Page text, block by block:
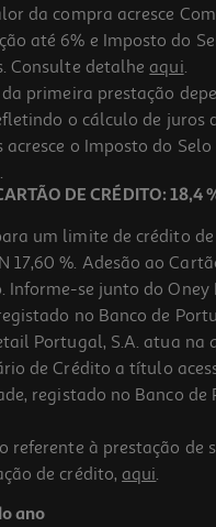
4.5 (2)
Algarve Vista Alegre
from
Actuel Actuel Laranja
Actuel Forma Ovo
da compra acresce
até 6% e Imposto do
Consulte detalhe aqui.
primeira prestação
o cálculo de juros
acresce o Imposto do
DE CRÉDITO: 18,4
um limite de crédito
17,60 %. Adesão ao
Informe-se junto do Oney
no Banco de
Portugal, S.A. atua na
de Crédito a título
registado no Banco de
referente à prestação de
de crédito, aqui.
ano